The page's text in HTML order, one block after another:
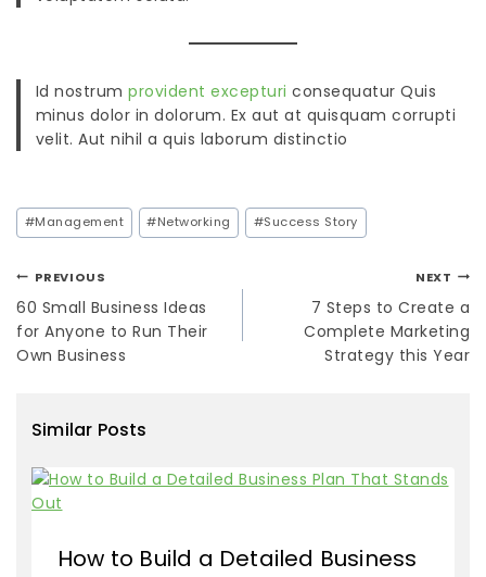
Id nostrum provident excepturi consequatur Quis
minus dolor in dolorum. Ex aut at quisquam corrupti
velit. Aut nihil a quis laborum distinctio
#Management #Networking #Success Story
PREVIOUS
60 Small Business Ideas
for Anyone to Run Their
Own Business
NEXT
7 Steps to Create a
Complete Marketing
Strategy this Year
Similar Posts
How to Build a Detailed Business